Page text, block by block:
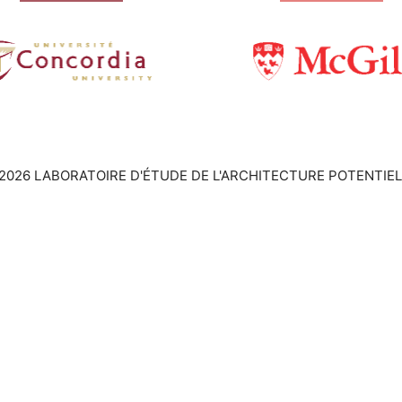
LABORATOIRE D'ÉTUDE DE L'ARCHITECTURE